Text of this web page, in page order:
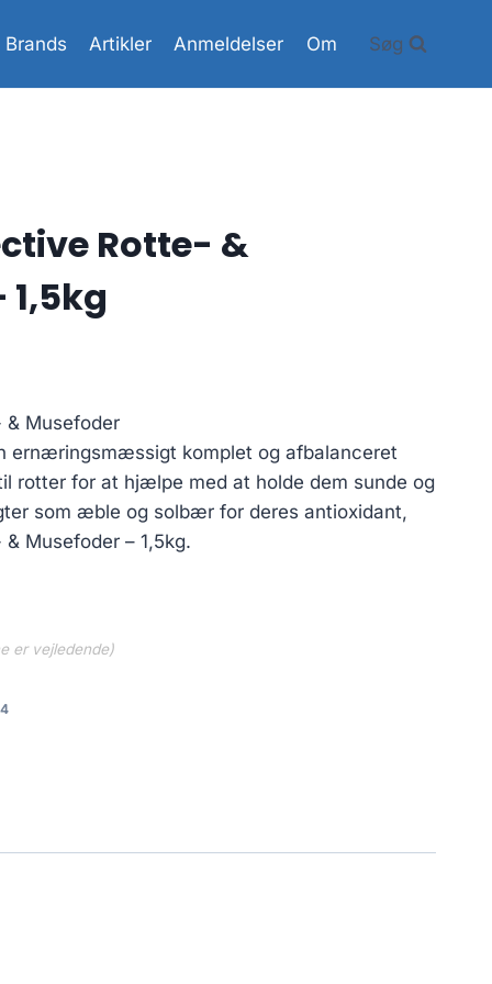
Brands Artikler Anmeldelser Om Søg
Rotte- &
Musefoder
ernæringsmæssigt komplet og afbalanceret
rotter for at hjælpe med at holde dem sunde og
som æble og solbær for deres antioxidant,
Musefoder – 1,5kg.
er vejledende)